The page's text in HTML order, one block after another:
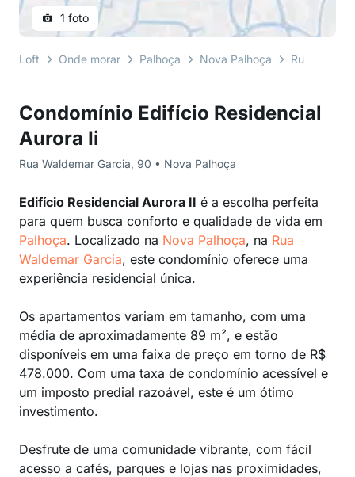
Condomínio Edifício Residencial
Aurora Ii
Rua Waldemar Garcia, 90 • Nova Palhoça
Edifício Residencial Aurora II é a escolha perfeita
para quem busca conforto e qualidade de vida em
Palhoça. Localizado na Nova Palhoça, na Rua
Waldemar Garcia, este condomínio oferece uma
experiência residencial única.
Os apartamentos variam em tamanho, com uma
média de aproximadamente 89 m², e estão
disponíveis em uma faixa de preço em torno de R$
478.000. Com uma taxa de condomínio acessível e
um imposto predial razoável, este é um ótimo
investimento.
Desfrute de uma comunidade vibrante, com fácil
acesso a cafés, parques e lojas nas proximidades,
1 foto
Loft Onde morar Palhoça Nova Palhoça Rua